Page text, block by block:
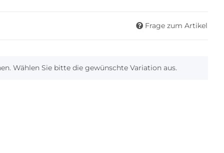
Frage zum Artikel
Wählen Sie bitte die gewünschte Variation aus.